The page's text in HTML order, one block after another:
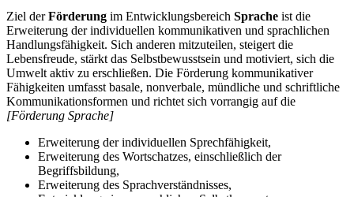
Ziel derFörderung im Entwicklungsbereich Sprache ist die
Erweiterung der individuellen kommunikativen und sprachlichen
Handlungsfähigkeit. Sich anderen mitzuteilen, steigert die
Lebensfreude, stärkt das Selbstbewusstsein und motiviert, sich die
Umwelt aktiv zu erschließen. Die Förderung kommunikativer
Fähigkeiten umfasst basale, nonverbale, mündliche und schriftliche
Kommunikationsformen und richtet sich vorrangig auf die
[Förderung Sprache]
Erweiterung der individuellen Sprechfähigkeit,
Erweiterung des Wortschatzes, einschließlich der
Begriffsbildung,
Erweiterung des Sprachverständnisses,